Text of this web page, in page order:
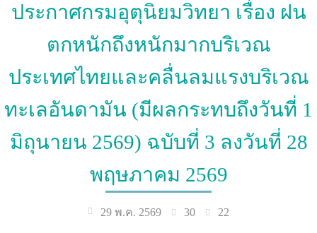
ประกาศกรมอุตุนิยมวิทยา เรื่อง ฝน
ตกหนักถึงหนักมากบริเวณ
ประเทศไทยและคลื่นลมแรงบริเวณ
ทะเลอันดามัน (มีผลกระทบถึงวันที่ 1
มิถุนายน 2569) ฉบับที่ 3 ลงวันที่ 28
พฤษภาคม 2569
29 พ.ค. 2569 30 22